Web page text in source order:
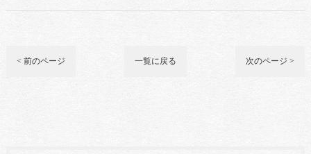
< 前のページ 一覧に戻る 次のページ >